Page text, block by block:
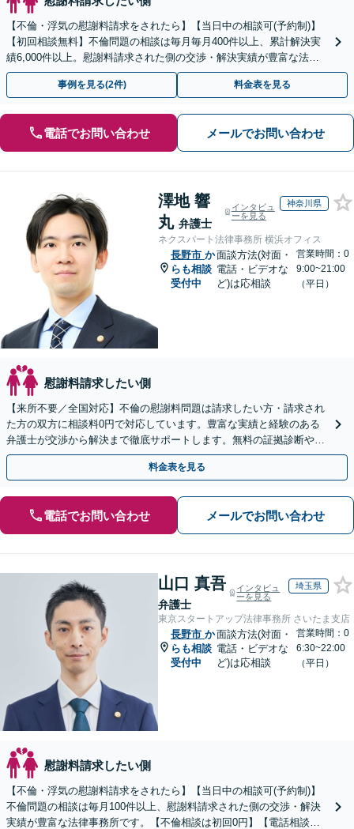
【不倫・浮気の慰謝料請求をされたら】【当日中の相談可(予約制)】
【初回相談無料】不倫問題の相談は毎月毎月400件以上、累計解決実
績6,000件以上。慰謝料請求された側の交渉・解決実績が豊富な法律
事務所です。
事例を見る(2件) 料金表を見る
電話でお問い合わせ メールでお問い合わせ
澤地 響
丸 弁護士
インタビュ
ーを見る
神奈川県
ネクスパート法律事務所 横浜オフィス
長野市 か
らも相談
受付中
面談方法(対面・
電話・ビデオな
ど)は応相談
営業時間：0
9:00~21:00
（平日）
慰謝料請求したい側
【来所不要／全国対応】不倫の慰謝料問題は請求したい方・請求され
た方の双方に相談料0円で対応しています。豊富な実績と経験のある
弁護士が交渉から解決まで徹底サポートします。無料の証拠診断や着
手金の返還保証もありますので安心してご相談ください。
料金表を見る
電話でお問い合わせ メールでお問い合わせ
山口 真吾
弁護士
インタビュ
ーを見る
埼玉県
東京スタートアップ法律事務所 さいたま支店
長野市 か
らも相談
受付中
面談方法(対面・
電話・ビデオな
ど)は応相談
営業時間：0
6:30~22:00
（平日）
慰謝料請求したい側
【不倫・浮気の慰謝料請求をされたら】【当日中の相談可(予約制)】
不倫問題の相談は毎月100件以上、慰謝料請求された側の交渉・解決
実績が豊富な法律事務所です。【不倫相談は初回0円】【電話相談で